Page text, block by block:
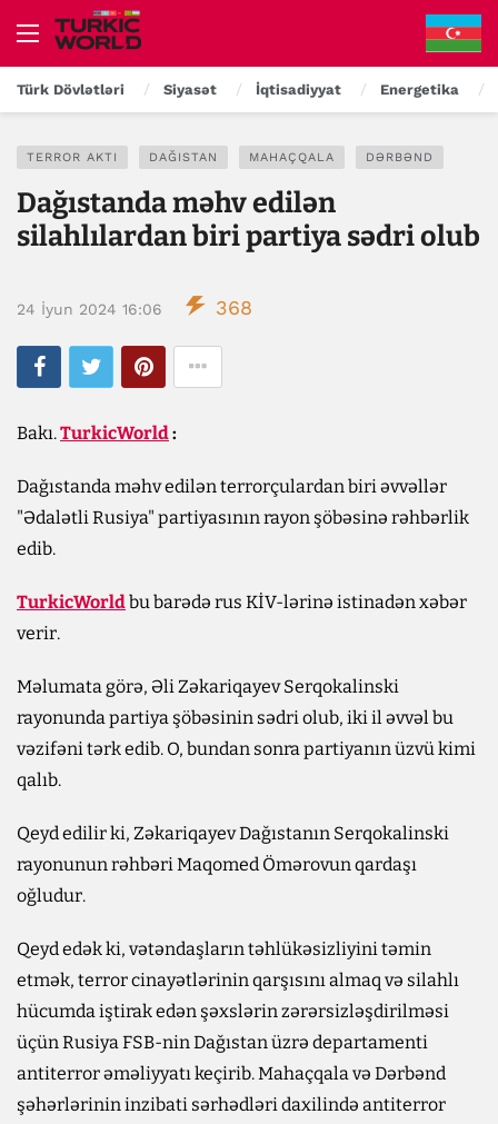
Türk Dövlətləri Siyasət İqtisadiyyat Energetika
TERROR AKTI DAĞISTAN MAHAÇQALA DƏRBƏND
Dağıstanda məhv edilən
silahlılardan biri partiya sədri olub
24 İyun 2024 16:06 368
Bakı.TurkicWorld:
Dağıstanda məhv edilən terrorçulardan biri əvvəllər
"Ədalətli Rusiya" partiyasının rayon şöbəsinə rəhbərlik
edib.
TurkicWorldbu barədə rus KİV-lərinə istinadən xəbər
verir.
Məlumata görə, Əli Zəkariqayev Serqokalinski
rayonunda partiya şöbəsinin sədri olub, iki il əvvəl bu
vəzifəni tərk edib. O, bundan sonra partiyanın üzvü kimi
qalıb.
Qeyd edilir ki, Zəkariqayev Dağıstanın Serqokalinski
rayonunun rəhbəri Maqomed Ömərovun qardaşı
oğludur.
Qeyd edək ki, vətəndaşların təhlükəsizliyini təmin
etmək, terror cinayətlərinin qarşısını almaq və silahlı
hücumda iştirak edən şəxslərin zərərsizləşdirilməsi
üçün Rusiya FSB-nin Dağıstan üzrə departamenti
antiterror əməliyyatı keçirib. Mahaçqala və Dərbənd
şəhərlərinin inzibati sərhədləri daxilində antiterror